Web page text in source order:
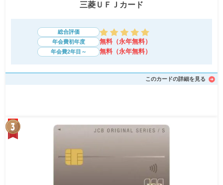
三菱ＵＦＪカード
総合評価
年会費初年度
無料（永年無料）
年会費2年目～ 無料（永年無料）
このカードの詳細を見る